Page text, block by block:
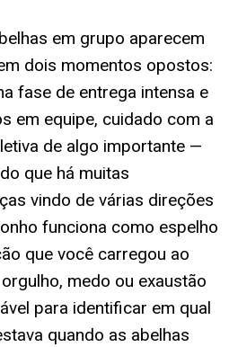
em grupo aparecem
dois momentos opostos:
fase de entrega intensa e
em equipe, cuidado com a
de algo importante —
que há muitas
vindo de várias direções
funciona como espelho
que você carregou ao
medo ou exaustão
para identificar em qual
quando as abelhas